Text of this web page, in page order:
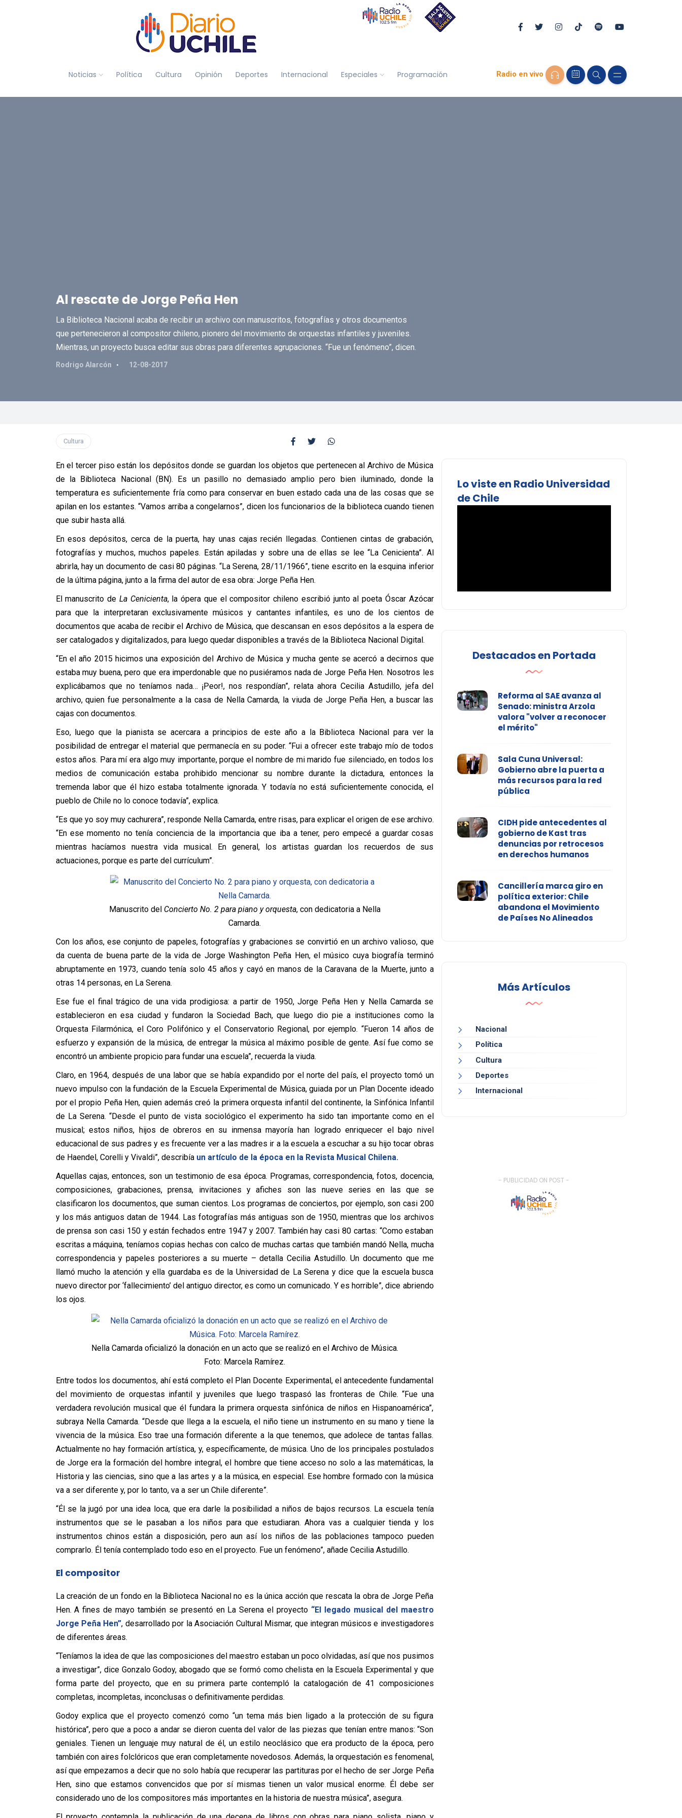
Noticias Política Cultura Opinión Deportes Internacional Especiales Programación Radio en vivo
Al rescate de Jorge Peña Hen
La Biblioteca Nacional acaba de recibir un archivo con manuscritos, fotografías y otros documentos
que pertenecieron al compositor chileno, pionero del movimiento de orquestas infantiles y juveniles.
Mientras, un proyecto busca editar sus obras para diferentes agrupaciones. “Fue un fenómeno”, dicen.
Rodrigo Alarcón 12-08-2017
Cultura
En el tercer piso están los depósitos donde se guardan los objetos que pertenecen al Archivo de Música
de la Biblioteca Nacional (BN). Es un pasillo no demasiado amplio pero bien iluminado, donde la
temperatura es suficientemente fría como para conservar en buen estado cada una de las cosas que se
apilan en los estantes. “Vamos arriba a congelarnos”, dicen los funcionarios de la biblioteca cuando tienen
que subir hasta allá.
En esos depósitos, cerca de la puerta, hay unas cajas recién llegadas. Contienen cintas de grabación,
fotografías y muchos, muchos papeles. Están apiladas y sobre una de ellas se lee “La Cenicienta”. Al
abrirla, hay un documento de casi 80 páginas. “La Serena, 28/11/1966”, tiene escrito en la esquina inferior
de la última página, junto a la firma del autor de esa obra: Jorge Peña Hen.
El manuscrito de La Cenicienta, la ópera que el compositor chileno escribió junto al poeta Óscar Azócar
para que la interpretaran exclusivamente músicos y cantantes infantiles, es uno de los cientos de
documentos que acaba de recibir el Archivo de Música, que descansan en esos depósitos a la espera de
ser catalogados y digitalizados, para luego quedar disponibles a través de la Biblioteca Nacional Digital.
“En el año 2015 hicimos una exposición del Archivo de Música y mucha gente se acercó a decirnos que
estaba muy buena, pero que era imperdonable que no pusiéramos nada de Jorge Peña Hen. Nosotros les
explicábamos que no teníamos nada… ¡Peor!, nos respondían”, relata ahora Cecilia Astudillo, jefa del
archivo, quien fue personalmente a la casa de Nella Camarda, la viuda de Jorge Peña Hen, a buscar las
cajas con documentos.
Eso, luego que la pianista se acercara a principios de este año a la Biblioteca Nacional para ver la
posibilidad de entregar el material que permanecía en su poder. “Fui a ofrecer este trabajo mío de todos
estos años. Para mí era algo muy importante, porque el nombre de mi marido fue silenciado, en todos los
medios de comunicación estaba prohibido mencionar su nombre durante la dictadura, entonces la
tremenda labor que él hizo estaba totalmente ignorada. Y todavía no está suficientemente conocida, el
pueblo de Chile no lo conoce todavía”, explica.
“Es que yo soy muy cachurera”, responde Nella Camarda, entre risas, para explicar el origen de ese archivo.
“En ese momento no tenía conciencia de la importancia que iba a tener, pero empecé a guardar cosas
mientras hacíamos nuestra vida musical. En general, los artistas guardan los recuerdos de sus
actuaciones, porque es parte del currículum”.
Manuscrito del Concierto No. 2 para piano y orquesta, con dedicatoria a Nella
Camarda.
Con los años, ese conjunto de papeles, fotografías y grabaciones se convirtió en un archivo valioso, que
da cuenta de buena parte de la vida de Jorge Washington Peña Hen, el músico cuya biografía terminó
abruptamente en 1973, cuando tenía solo 45 años y cayó en manos de la Caravana de la Muerte, junto a
otras 14 personas, en La Serena.
Ese fue el final trágico de una vida prodigiosa: a partir de 1950, Jorge Peña Hen y Nella Camarda se
establecieron en esa ciudad y fundaron la Sociedad Bach, que luego dio pie a instituciones como la
Orquesta Filarmónica, el Coro Polifónico y el Conservatorio Regional, por ejemplo. “Fueron 14 años de
esfuerzo y expansión de la música, de entregar la música al máximo posible de gente. Así fue como se
encontró un ambiente propicio para fundar una escuela”, recuerda la viuda.
Claro, en 1964, después de una labor que se había expandido por el norte del país, el proyecto tomó un
nuevo impulso con la fundación de la Escuela Experimental de Música, guiada por un Plan Docente ideado
por el propio Peña Hen, quien además creó la primera orquesta infantil del continente, la Sinfónica Infantil
de La Serena. “Desde el punto de vista sociológico el experimento ha sido tan importante como en el
musical; estos niños, hijos de obreros en su inmensa mayoría han logrado enriquecer el bajo nivel
educacional de sus padres y es frecuente ver a las madres ir a la escuela a escuchar a su hijo tocar obras
de Haendel, Corelli y Vivaldi”, describía un artículo de la época en la Revista Musical Chilena.
Aquellas cajas, entonces, son un testimonio de esa época. Programas, correspondencia, fotos, docencia,
composiciones, grabaciones, prensa, invitaciones y afiches son las nueve series en las que se
clasificaron los documentos, que suman cientos. Los programas de conciertos, por ejemplo, son casi 200
y los más antiguos datan de 1944. Las fotografías más antiguas son de 1950, mientras que los archivos
de prensa son casi 150 y están fechados entre 1947 y 2007. También hay casi 80 cartas: “Como estaban
escritas a máquina, teníamos copias hechas con calco de muchas cartas que también mandó Nella, mucha
correspondencia y papeles posteriores a su muerte – detalla Cecilia Astudillo. Un documento que me
llamó mucho la atención y ella guardaba es de la Universidad de La Serena y dice que la escuela busca
nuevo director por ‘fallecimiento’ del antiguo director, es como un comunicado. Y es horrible”, dice abriendo
los ojos.
Nella Camarda oficializó la donación en un acto que se realizó en el Archivo de Música.
Foto: Marcela Ramírez.
Entre todos los documentos, ahí está completo el Plan Docente Experimental, el antecedente fundamental
del movimiento de orquestas infantil y juveniles que luego traspasó las fronteras de Chile. “Fue una
verdadera revolución musical que él fundara la primera orquesta sinfónica de niños en Hispanoamérica”,
subraya Nella Camarda. “Desde que llega a la escuela, el niño tiene un instrumento en su mano y tiene la
vivencia de la música. Eso trae una formación diferente a la que tenemos, que adolece de tantas fallas.
Actualmente no hay formación artística, y, específicamente, de música. Uno de los principales postulados
de Jorge era la formación del hombre integral, el hombre que tiene acceso no solo a las matemáticas, la
Historia y las ciencias, sino que a las artes y a la música, en especial. Ese hombre formado con la música
va a ser diferente y, por lo tanto, va a ser un Chile diferente”.
“Él se la jugó por una idea loca, que era darle la posibilidad a niños de bajos recursos. La escuela tenía
instrumentos que se le pasaban a los niños para que estudiaran. Ahora vas a cualquier tienda y los
instrumentos chinos están a disposición, pero aun así los niños de las poblaciones tampoco pueden
comprarlo. Él tenía contemplado todo eso en el proyecto. Fue un fenómeno”, añade Cecilia Astudillo.
El compositor
La creación de un fondo en la Biblioteca Nacional no es la única acción que rescata la obra de Jorge Peña
Hen. A fines de mayo también se presentó en La Serena el proyecto “El legado musical del maestro
Jorge Peña Hen”, desarrollado por la Asociación Cultural Mismar, que integran músicos e investigadores
de diferentes áreas.
“Teníamos la idea de que las composiciones del maestro estaban un poco olvidadas, así que nos pusimos
a investigar”, dice Gonzalo Godoy, abogado que se formó como chelista en la Escuela Experimental y que
forma parte del proyecto, que en su primera parte contempló la catalogación de 41 composiciones
completas, incompletas, inconclusas o definitivamente perdidas.
Godoy explica que el proyecto comenzó como “un tema más bien ligado a la protección de su figura
histórica”, pero que a poco a andar se dieron cuenta del valor de las piezas que tenían entre manos: “Son
geniales. Tienen un lenguaje muy natural de él, un estilo neoclásico que era producto de la época, pero
también con aires folclóricos que eran completamente novedosos. Además, la orquestación es fenomenal,
así que empezamos a decir que no solo había que recuperar las partituras por el hecho de ser Jorge Peña
Hen, sino que estamos convencidos que por sí mismas tienen un valor musical enorme. Él debe ser
considerado uno de los compositores más importantes en la historia de nuestra música”, asegura.
Lo viste en Radio Universidad
de Chile
Destacados en Portada
Reforma al SAE avanza al
Senado: ministra Arzola
valora "volver a reconocer
el mérito"
Sala Cuna Universal:
Gobierno abre la puerta a
más recursos para la red
pública
CIDH pide antecedentes al
gobierno de Kast tras
denuncias por retrocesos
en derechos humanos
Cancillería marca giro en
política exterior: Chile
abandona el Movimiento
de Países No Alineados
Más Artículos
Nacional
Política
Cultura
Deportes
Internacional
- PUBLICIDAD ON POST -